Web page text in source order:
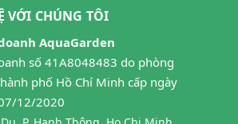
VỚI CHÚNG TÔI
AquaGarden
số 41A8048483 do phòng
phố Hồ Chí Minh cấp ngày
12/2020